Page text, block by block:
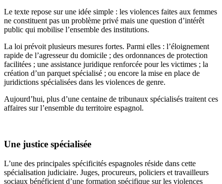
Le texte repose sur une idée simple : les violences faites aux femmes
ne constituent pas un problème privé mais une question d’intérêt
public qui mobilise l’ensemble des institutions.
La loi prévoit plusieurs mesures fortes. Parmi elles : l’éloignement
rapide de l’agresseur du domicile ; des ordonnances de protection
facilitées ; une assistance juridique renforcée pour les victimes ; la
création d’un parquet spécialisé ; ou encore la mise en place de
juridictions spécialisées dans les violences de genre.
Aujourd’hui, plus d’une centaine de tribunaux spécialisés traitent ces
affaires sur l’ensemble du territoire espagnol.
Une justice spécialisée
L’une des principales spécificités espagnoles réside dans cette
spécialisation judiciaire. Juges, procureurs, policiers et travailleurs
sociaux bénéficient d’une formation spécifique sur les violences